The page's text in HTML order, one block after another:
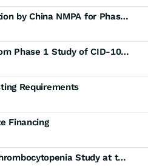
CASI Pharmaceuticals Announces Approval of Clinical Trial Application by China NMPA for Phase 1 / 2 Study of CID-103 for Renal Allograft Antibody-Mediated Rejection (AMR)
CASI Pharmaceuticals Announces Update and Additional Results from Phase 1 Study of CID-103 in Adult Patients with Chronic Immune Thrombocytopenia
Requirements
Financing
CASI Pharmaceuticals Announces Results from CID-103 Immune Thrombocytopenia Study at the 67th American Society of Hematology (ASH) Annual Meeting